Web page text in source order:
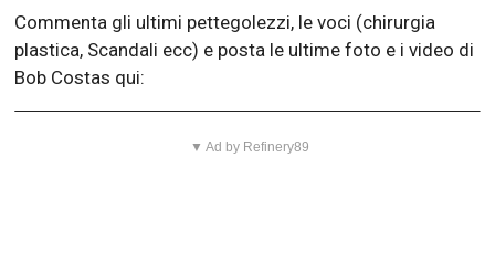
Commenta gli ultimi pettegolezzi, le voci (chirurgia
plastica, Scandali ecc) e posta le ultime foto e i video di
Bob Costas qui:
▼ Ad by Refinery89